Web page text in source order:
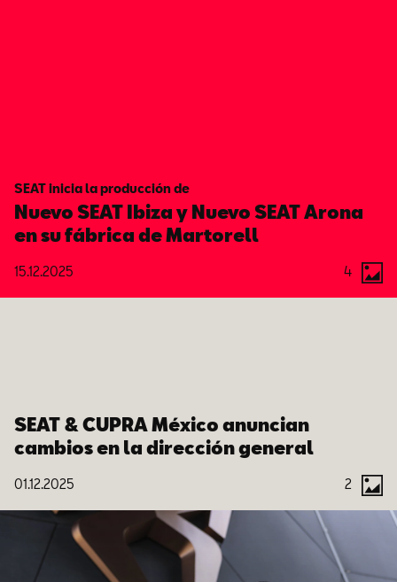
SEAT inicia la producción de
Nuevo SEAT Ibiza y Nuevo SEAT Arona
en su fábrica de Martorell
15.12.2025 4
SEAT & CUPRA México anuncian
cambios en la dirección general
01.12.2025 2